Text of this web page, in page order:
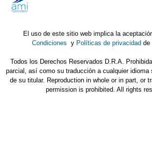
El uso de este sitio web implica la
Condiciones y Políticas de privacidad de
Todos los Derechos Reservados D.R.A.
parcial, así como su traducción a cualquier
de su titular. Reproduction in whole or in part, or
permission is prohibited. All rights